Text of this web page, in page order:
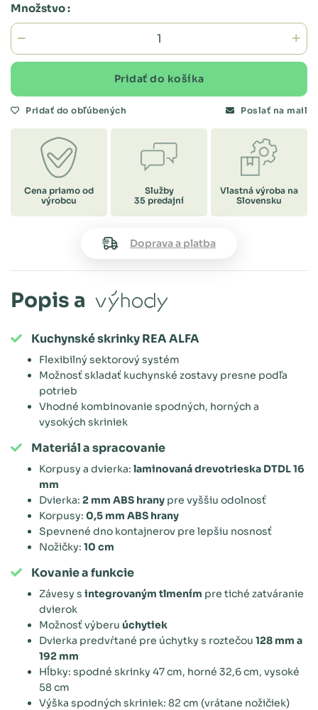
Množstvo :
Pridať do košíka
Pridať do obľúbených Poslať na mail
Cena priamo od
výrobcu
Služby
35 predajní
Vlastná výroba na
Slovensku
Doprava a platba
Popis a výhody
Kuchynské skrinky REA ALFA
Flexibilný sektorový systém
Možnosť skladať kuchynské zostavy presne podľa
potrieb
Vhodné kombinovanie spodných, horných a
vysokých skriniek
Materiál a spracovanie
Korpusy a dvierka: laminovaná drevotrieska DTDL 16
mm
Dvierka: 2 mm ABS hrany pre vyššiu odolnosť
Korpusy: 0,5 mm ABS hrany
Spevnené dno kontajnerov pre lepšiu nosnosť
Nožičky: 10 cm
Kovanie a funkcie
Závesy s integrovaným tlmením pre tiché zatváranie
dvierok
Možnosť výberu úchytiek
Dvierka predvŕtané pre úchytky s roztečou 128 mm a
192 mm
Hĺbky: spodné skrinky 47 cm, horné 32,6 cm, vysoké
58 cm
Výška spodných skriniek: 82 cm (vrátane nožičiek)